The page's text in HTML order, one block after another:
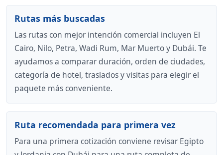
Rutas más buscadas
Las rutas con mejor intención comercial incluyen El
Cairo, Nilo, Petra, Wadi Rum, Mar Muerto y Dubái. Te
ayudamos a comparar duración, orden de ciudades,
categoría de hotel, traslados y visitas para elegir el
paquete más conveniente.
Ruta recomendada para primera vez
Para una primera cotización conviene revisar Egipto